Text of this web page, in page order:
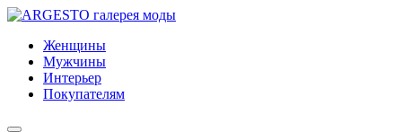
Женщины
Мужчины
Интерьер
Покупателям